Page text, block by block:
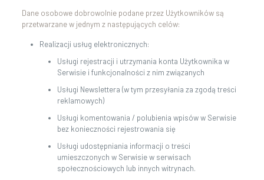
Dane osobowe dobrowolnie podane przez Użytkowników są
przetwarzane w jednym z następujących celów:
Realizacji usług elektronicznych:
Usługi rejestracji i utrzymania konta Użytkownika w
Serwisie i funkcjonalności z nim związanych
Usługi Newslettera (w tym przesyłania za zgodą treści
reklamowych)
Usługi komentowania / polubienia wpisów w Serwisie
bez konieczności rejestrowania się
Usługi udostępniania informacji o treści
umieszczonych w Serwisie w serwisach
społecznościowych lub innych witrynach.